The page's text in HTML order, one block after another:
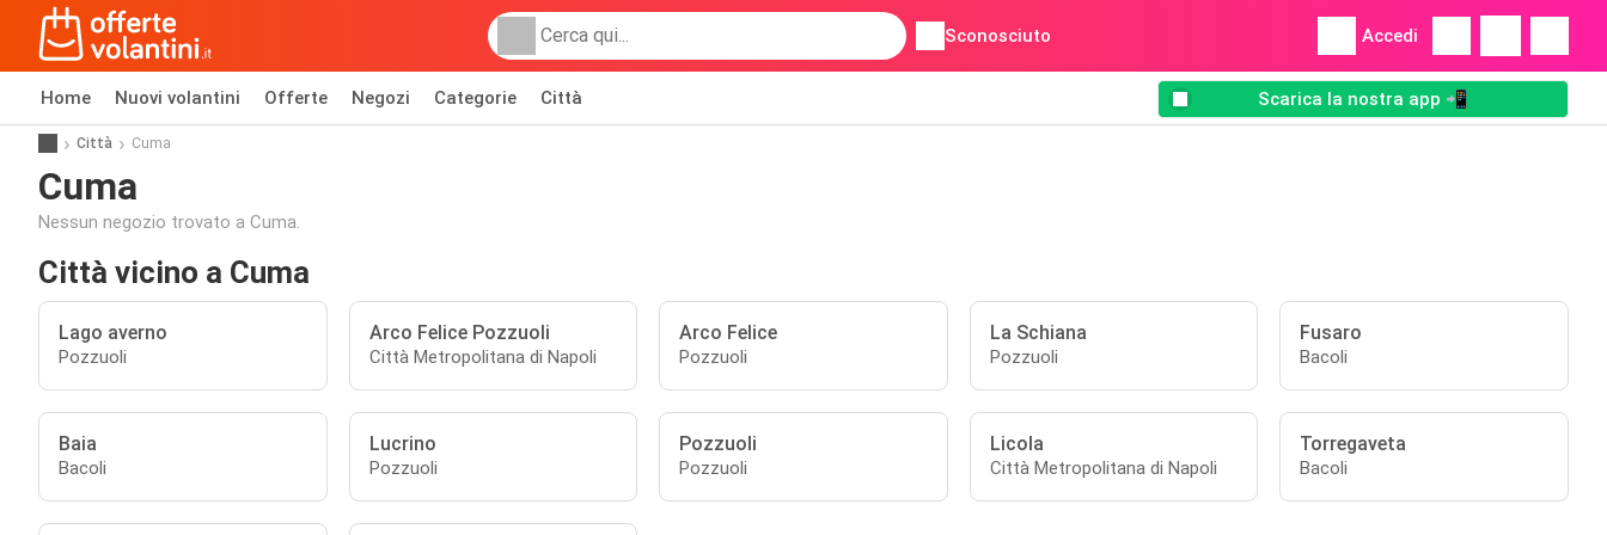
Sconosciuto Accedi
Home Nuovi volantini Offerte Negozi Categorie Città Scarica la nostra app 📲
Città Cuma
Cuma
Nessun negozio trovato a Cuma.
Città vicino a Cuma
Lago averno
Pozzuoli
Arco Felice Pozzuoli
Città Metropolitana di Napoli
Arco Felice
Pozzuoli
La Schiana
Pozzuoli
Fusaro
Bacoli
Baia
Bacoli
Lucrino
Pozzuoli
Pozzuoli
Pozzuoli
Licola
Città Metropolitana di Napoli
Torregaveta
Bacoli